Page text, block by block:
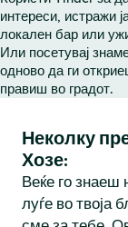
интереси, истражи
локален бар или
Или посетувај
одново да ги
правиш во градот.
Неколку
Хозе:
Веќе го знаеш
луѓе во твоја